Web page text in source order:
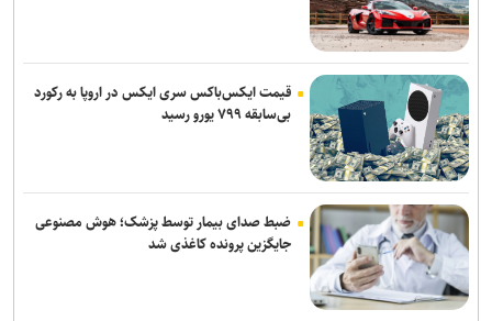
قیمت ایکس‌باکس سری ایکس در اروپا به رکورد
بی‌سابقه ۷۹۹ یورو رسید
ضبط صدای بیمار توسط پزشک؛ هوش مصنوعی
جایگزین پرونده کاغذی شد